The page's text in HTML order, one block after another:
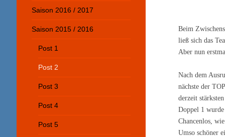
Beim
ließ sich das
Aber nun
Nach dem
nächste der
derzeit
Doppel 1
Chancenlos,
Umso schöner
Saison 2016 / 2017
Saison 2015 / 2016
Post 1
Post 2
Post 3
Post 4
Post 5